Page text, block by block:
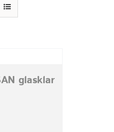
glasklar